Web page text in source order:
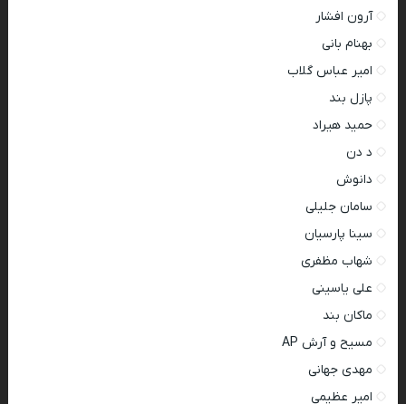
آرون افشار
بهنام بانی
امیر عباس گلاب
پازل بند
حمید هیراد
د دن
دانوش
سامان جلیلی
سینا پارسیان
شهاب مظفری
علی یاسینی
ماکان بند
مسیح و آرش AP
مهدی جهانی
امیر عظیمی